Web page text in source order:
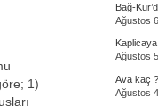
1)
Bağ-
Ağustos
Ağustos
Ava kaç ?
Ağustos